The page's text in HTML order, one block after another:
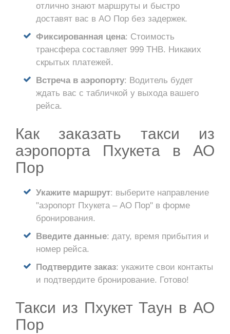
отлично знают маршруты и быстро
доставят вас в АО Пор без задержек.
Фиксированная цена: Стоимость
трансфера составляет 999 THB. Никаких
скрытых платежей.
Встреча в аэропорту: Водитель будет
ждать вас с табличкой у выхода вашего
рейса.
Как заказать такси из
аэропорта Пхукета в АО
Пор
Укажите маршрут: выберите направление
"аэропорт Пхукета – АО Пор" в форме
бронирования.
Введите данные: дату, время прибытия и
номер рейса.
Подтвердите заказ: укажите свои контакты
и подтвердите бронирование. Готово!
Такси из Пхукет Таун в АО
Пор